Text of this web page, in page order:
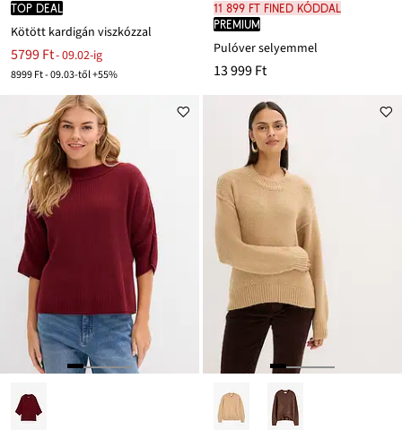
TOP DEAL
Kötött kardigán viszkózzal
5799 Ft- 09.02-ig
8999 Ft - 09.03-től +55%
11 899 Ft FINED kóddal
PREMIUM
Pulóver selyemmel
13 999 Ft